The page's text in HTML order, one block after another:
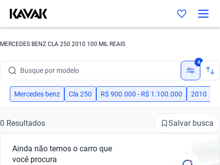
MERCEDES BENZ CLA 250 2010 100 MIL REAIS
Busque por modelo
Busque por versão
Busque por marca
Busque por modelo
4
Mercedes benz Cla 250 R$ 900.000 - R$ 1.100.000 2010
0 Resultados Salvar busca
Ainda não temos o carro que
você procura